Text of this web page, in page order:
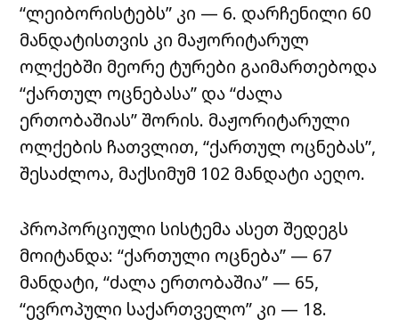
“ლეიბორისტებს” კი — 6. დარჩენილი 60
მანდატისთვის კი მაჟორიტარულ
ოლქებში მეორე ტურები გაიმართებოდა
“ქართულ ოცნებასა” და “ძალა
ერთობაშიას” შორის. მაჟორიტარული
ოლქების ჩათვლით, “ქართულ ოცნებას”,
შესაძლოა, მაქსიმუმ 102 მანდატი აეღო.
პროპორციული სისტემა ასეთ შედეგს
მოიტანდა: “ქართული ოცნება” — 67
მანდატი, “ძალა ერთობაშია” — 65,
“ევროპული საქართველო” კი — 18.